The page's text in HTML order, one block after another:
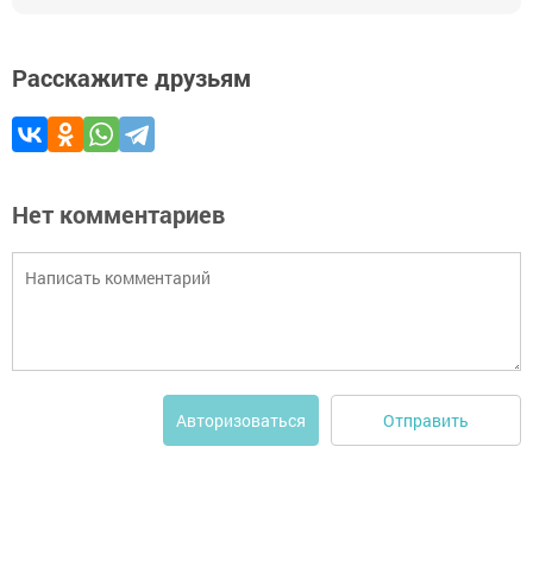
Расскажите друзьям
Нет комментариев
Авторизоваться Отправить